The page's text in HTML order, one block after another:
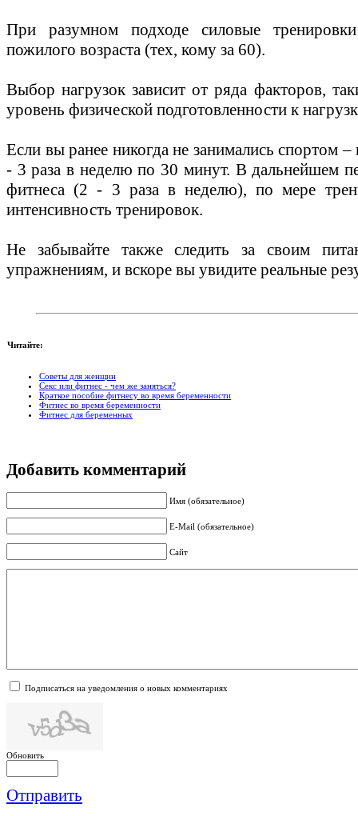
При разумном подходе силовые
пожилого возраста (тех, кому за 60).
Выбор нагрузок зависит от ряда факторов,
уровень физической подготовленности к
Если вы ранее никогда не занимались спортом
- 3 раза в неделю по 30 минут. В дальнейшем
фитнеса (2 - 3 раза в неделю), по мере
интенсивность тренировок.
Не забывайте также следить за своим
упражнениям, и вскоре вы увидите реальные
Читайте:
Советы для женщин
Секс или фитнес - чем же заняться?
Краткое пособие фитнесу во время беременности
Фитнес во время беременности
Фитнес для беременных
Добавить комментарий
Имя (обязательное)
E-Mail (обязательное)
Сайт
Подписаться на уведомления о новых комментариях
Обновить
Отправить